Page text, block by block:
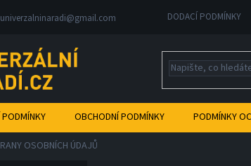
univerzalninaradi@gmail.com DODACÍ PODMÍNKY
OBCHODNÍ PODMÍNKY PODMÍNKY
OSOBNÍCH ÚDAJŮ